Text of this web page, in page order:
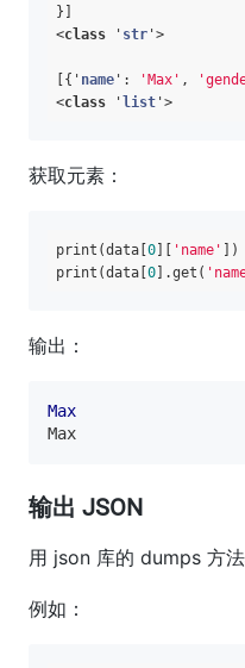
}]
<class ' str'>
[{' name': 'Max' ,
<class ' list '>
获取元素：
print(data[0][ 'name' ])
print(data[0].get(
输出：
Max
输出 JSON
用 json 库的 dumps 方
例如：